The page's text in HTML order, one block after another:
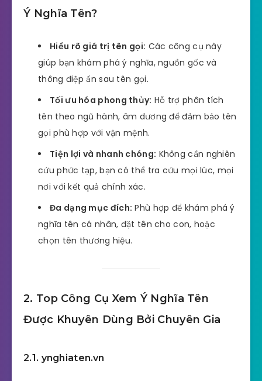
Ý Nghĩa Tên?
Hiểu rõ giá trị tên gọi: Các công cụ này
giúp bạn khám phá ý nghĩa, nguồn gốc và
thông điệp ẩn sau tên gọi.
Tối ưu hóa phong thủy: Hỗ trợ phân tích
tên theo ngũ hành, âm dương để đảm bảo tên
gọi phù hợp với vận mệnh.
Tiện lợi và nhanh chóng: Không cần nghiên
cứu phức tạp, bạn có thể tra cứu mọi lúc, mọi
nơi với kết quả chính xác.
Đa dạng mục đích: Phù hợp để khám phá ý
nghĩa tên cá nhân, đặt tên cho con, hoặc
chọn tên thương hiệu.
2. Top Công Cụ Xem Ý Nghĩa Tên
Được Khuyên Dùng Bởi Chuyên Gia
2.1. ynghiaten.vn